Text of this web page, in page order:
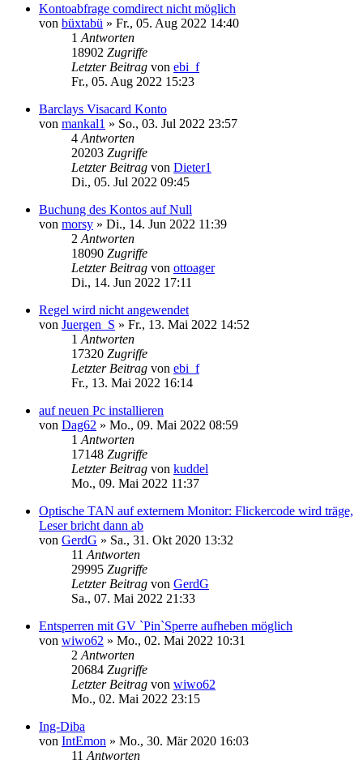
Kontoabfrage comdirect nicht möglich
von büxtabü » Fr., 05. Aug 2022 14:40
1 Antworten
18902 Zugriffe
Letzter Beitrag von ebi_f
Fr., 05. Aug 2022 15:23
Barclays Visacard Konto
von mankal1 » So., 03. Jul 2022 23:57
4 Antworten
20203 Zugriffe
Letzter Beitrag von Dieter1
Di., 05. Jul 2022 09:45
Buchung des Kontos auf Null
von morsy » Di., 14. Jun 2022 11:39
2 Antworten
18090 Zugriffe
Letzter Beitrag von ottoager
Di., 14. Jun 2022 17:11
Regel wird nicht angewendet
von Juergen_S » Fr., 13. Mai 2022 14:52
1 Antworten
17320 Zugriffe
Letzter Beitrag von ebi_f
Fr., 13. Mai 2022 16:14
auf neuen Pc installieren
von Dag62 » Mo., 09. Mai 2022 08:59
1 Antworten
17148 Zugriffe
Letzter Beitrag von kuddel
Mo., 09. Mai 2022 11:37
Optische TAN auf externem Monitor: Flickercode wird träge,
Leser bricht dann ab
von GerdG » Sa., 31. Okt 2020 13:32
11 Antworten
29995 Zugriffe
Letzter Beitrag von GerdG
Sa., 07. Mai 2022 21:33
Entsperren mit GV `Pin`Sperre aufheben möglich
von wiwo62 » Mo., 02. Mai 2022 10:31
2 Antworten
20684 Zugriffe
Letzter Beitrag von wiwo62
Mo., 02. Mai 2022 23:15
Ing-Diba
von IntEmon » Mo., 30. Mär 2020 16:03
11 Antworten